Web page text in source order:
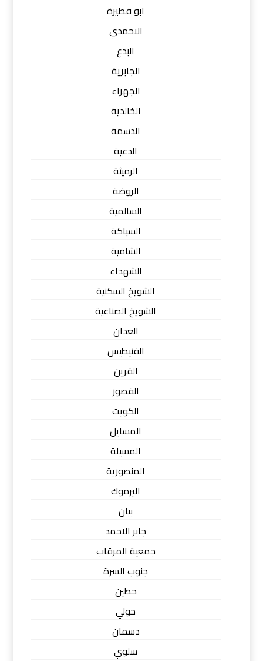
ابو فطيرة
الاحمدي
البدع
الجابرية
الجهراء
الخالدية
الدسمة
الدعية
الرميثة
الروضة
السالمية
السباكة
الشامية
الشهداء
الشويخ السكنية
الشويخ الصناعية
العدان
الفنيطيس
القرين
القصور
الكويت
المسايل
المسيلة
المنصورية
اليرموك
بيان
جابر الاحمد
جمعية المرقاب
جنوب السرة
حطين
حولي
دسمان
سلوي